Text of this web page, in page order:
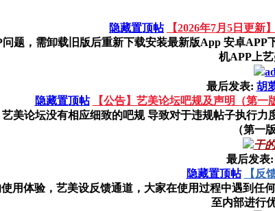
隐藏置顶帖
【2026年7月5日更新
题，需卸载旧版后重新下载安装最新版App 安卓
机APP上
最后发表: 胡
隐藏置顶帖
【公告】艺美论坛吧规及声明（第一
美论坛没有相应细致的吧规 导致对于违规帖子执行
（第一
干
最后发表:
隐藏置顶帖
【反
用体验，艺美设反馈通道，大家在使用过程中遇到
至内部进行